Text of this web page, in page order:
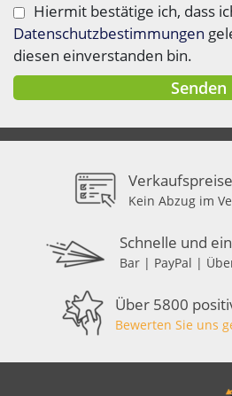
Hiermit bestätige ich, dass
Datenschutzbestimmungen
diesen einverstanden bin.
Senden
Kein Abzug im
Schnelle und
Bar | PayPal |
Über 5800
Bewerten Sie uns